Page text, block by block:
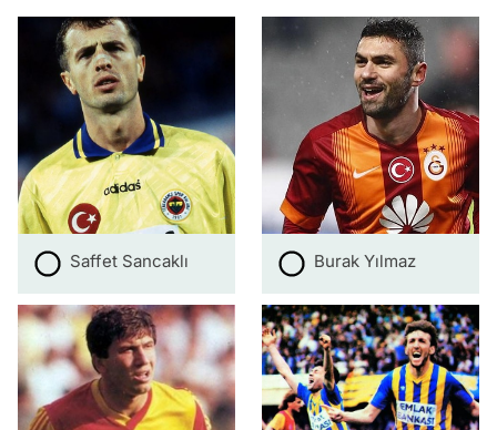
Saffet Sancaklı Burak Yılmaz